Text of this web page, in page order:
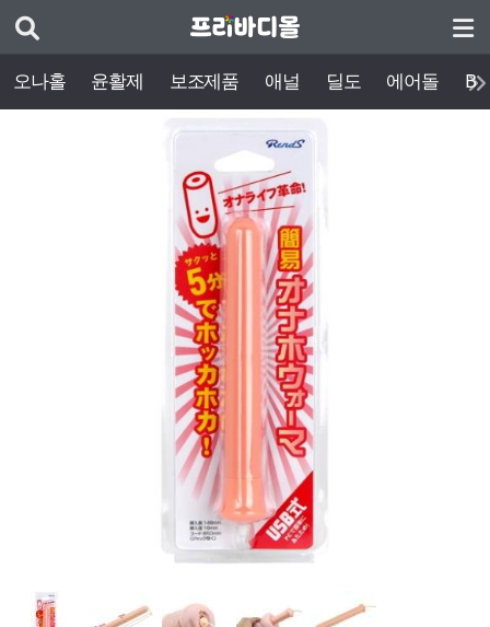
오나홀 윤활제 보조제품 애널 딜도 에어돌